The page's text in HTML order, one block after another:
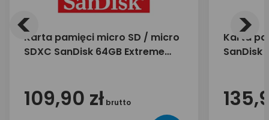
Karta pamięci micro SD / micro
SDXC SanDisk 64GB Extreme
109,90 zł brutto
Karta
SanDisk
< >